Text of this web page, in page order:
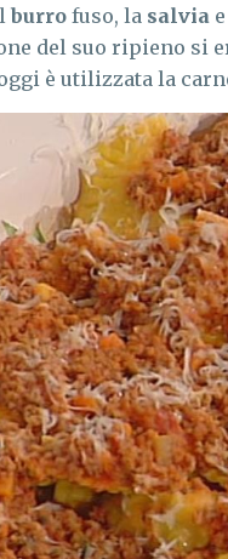
burro fuso, la salvia
del suo ripieno si
è utilizzata la